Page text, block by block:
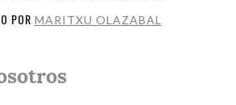
POR MARITXU OLAZABAL